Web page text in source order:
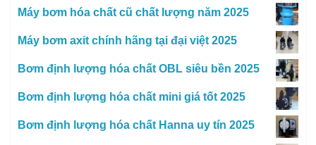
Máy bơm hóa chất cũ chất lượng năm 2025
Máy bơm axit chính hãng tại đại việt 2025
Bơm định lượng hóa chất OBL siêu bền 2025
Bơm định lượng hóa chất mini giá tốt 2025
Bơm định lượng hóa chất Hanna uy tín 2025